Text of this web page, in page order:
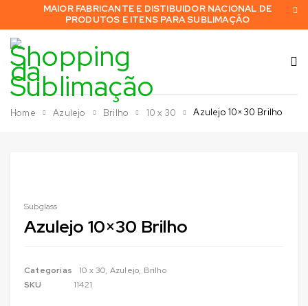
MAIOR FABRICANTE E DISTIBUIDOR NACIONAL DE
PRODUTOS E ITENS PARA SUBLIMAÇÃO
Home Azulejo Brilho 10 x 30 Azulejo 10×30 Brilho
Subglass
Azulejo 10×30 Brilho
Categorias 10 x 30, Azulejo, Brilho
SKU
11421